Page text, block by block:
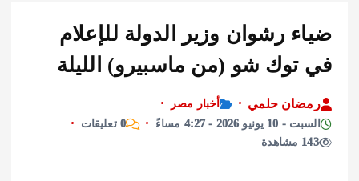
التحرير:مني أمين
رشوان وزير الدولة للإعلام
شو (من ماسبيرو) الليلة
حلمي
أخبار مصر
0 تعليقات